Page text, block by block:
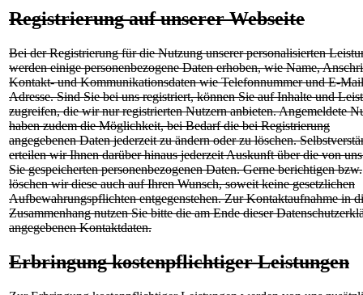
Registrierung auf unserer Webseite
Bei der Registrierung für die Nutzung unserer personalisierten
werden einige personenbezogene Daten erhoben, wie Name,
Kontakt- und Kommunikationsdaten wie Telefonnummer und E-
Adresse. Sind Sie bei uns registriert, können Sie auf Inhalte und
zugreifen, die wir nur registrierten Nutzern anbieten. Angemeldete
haben zudem die Möglichkeit, bei Bedarf die bei Registrierung
angegebenen Daten jederzeit zu ändern oder zu löschen.
erteilen wir Ihnen darüber hinaus jederzeit Auskunft über die von
Sie gespeicherten personenbezogenen Daten. Gerne berichtigen bzw.
löschen wir diese auch auf Ihren Wunsch, soweit keine gesetzlichen
Aufbewahrungspflichten entgegenstehen. Zur Kontaktaufnahme in
Zusammenhang nutzen Sie bitte die am Ende dieser
angegebenen Kontaktdaten.
Erbringung kostenpflichtiger Leistungen